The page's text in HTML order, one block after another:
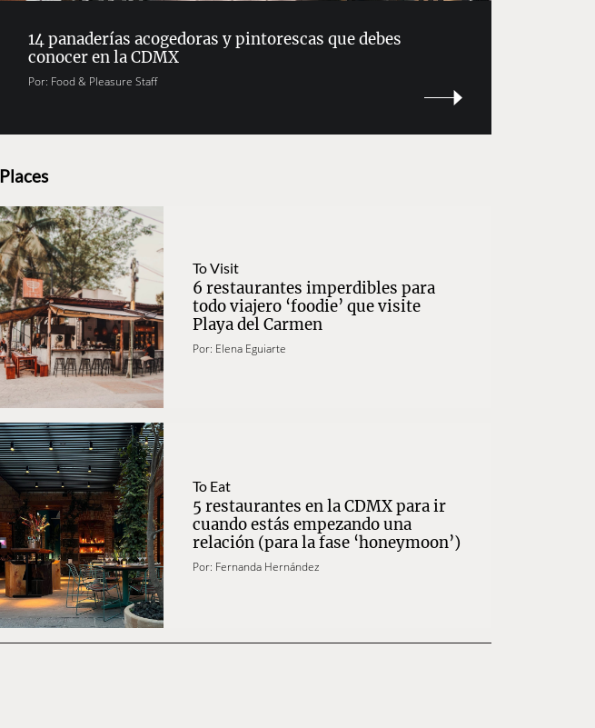
14 panaderías acogedoras y pintorescas que debes
conocer en la CDMX
Por: Food & Pleasure Staff
Places
To Visit
6 restaurantes imperdibles para
todo viajero ‘foodie’ que visite
Playa del Carmen
Por: Elena Eguiarte
To Eat
5 restaurantes en la CDMX para ir
cuando estás empezando una
relación (para la fase ‘honeymoon’)
Por: Fernanda Hernández